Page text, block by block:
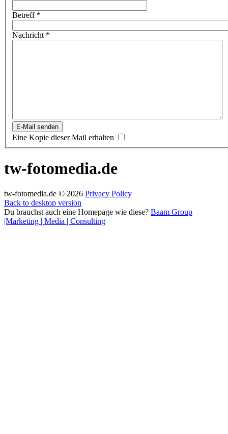
Betreff*
Nachricht *
E-Mail senden
Eine Kopie dieser Mail erhalten
tw-fotomedia.de
tw-fotomedia.de © 2026 Privacy Policy
Back to desktop version
Du brauchst auch eine Homepage wie diese? Baam Group
|Marketing | Media | Consulting